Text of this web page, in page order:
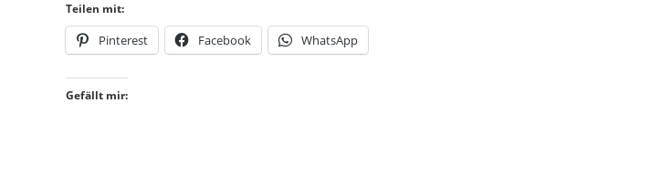
Teilen mit:
Pinterest Facebook WhatsApp
Gefällt mir: